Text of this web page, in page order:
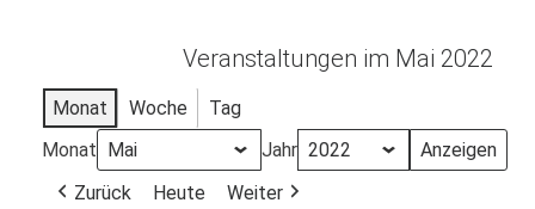
Veranstaltungen im Mai 2022
Monat Woche
Tag
Monat
Jahr
Zurück
Heute Weiter